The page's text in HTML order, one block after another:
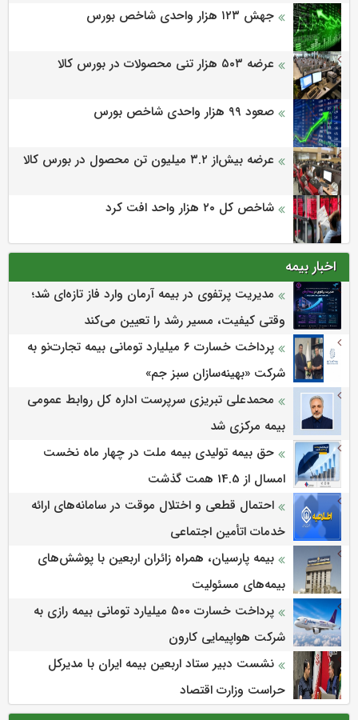
جهش ۱۲۳ هزار واحدی شاخص بورس
عرضه ۵۰۳ هزار تنی محصولات در بورس کالا
صعود ۹۹ هزار واحدی شاخص بورس
عرضه بیش‌از ۳.۲ میلیون تن محصول در بورس کالا
شاخص کل ۲۰ هزار واحد افت کرد
اخبار بیمه
مدیریت پرتفوی در بیمه آرمان وارد فاز تازه‌ای شد؛
وقتی کیفیت، مسیر رشد را تعیین می‌کند
پرداخت خسارت ۶ میلیارد تومانی بیمه تجارت‌نو به
شرکت «بهینه‌سازان سبز جم»
محمدعلی تبریزی سرپرست اداره كل روابط عمومی
بیمه مركزی شد
حق بیمه تولیدی بیمه ملت در چهار ماه نخست
امسال از 14.5 همت گذشت
احتمال قطعی و اختلال موقت در سامانه‌های ارائه
خدمات اتأمین اجتماعی
بیمه پارسیان، همراه زائران اربعین با پوشش‌های
بیمه‌های مسئولیت
پرداخت خسارت ۵۰۰ میلیارد تومانی بیمه رازی به
شرکت هواپیمایی کارون
نشست دبیر ستاد اربعین بیمه ایران با مدیرکل
حراست وزارت اقتصاد